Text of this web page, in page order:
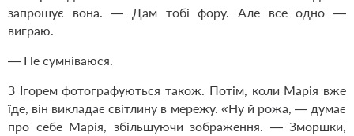
запрошує вона. — Дам тобі фору. Але все одно —
виграю.
— Не сумніваюся.
З Ігорем фотографуються також. Потім, коли Марія вже
їде, він викладає світлину в мережу. «Ну й рожа, — думає
про себе Марія, збільшуючи зображення. — Зморшки,